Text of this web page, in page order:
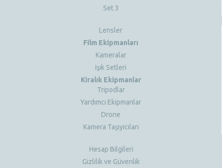
Set 3
Lensler
Film Ekipmanları
Kameralar
Işık Setleri
Kiralık Ekipmanlar
Tripodlar
Yardımcı Ekipmanlar
Drone
Kamera Taşıyıcıları
Hesap Bilgileri
Gizlilik ve Güvenlik